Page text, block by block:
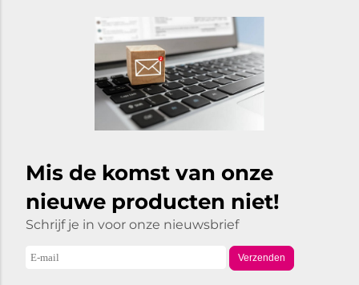
Mis de komst van onze
nieuwe producten niet!
Schrijf je in voor onze nieuwsbrief
Verzenden